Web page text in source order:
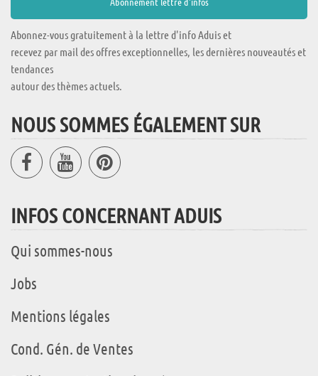
Abonnez-vous gratuitement à la lettre d'info Aduis et
recevez par mail des offres exceptionnelles, les dernières nouveautés et
tendances
autour des thèmes actuels.
NOUS SOMMES ÉGALEMENT SUR
INFOS CONCERNANT ADUIS
Qui sommes-nous
Jobs
Mentions légales
Cond. Gén. de Ventes